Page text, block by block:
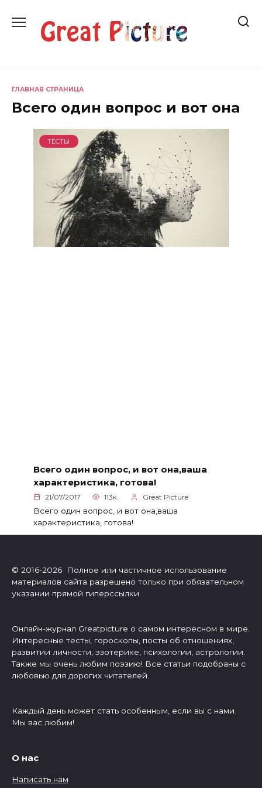
содержанию
ГЛАВНАЯ СТРАНИЦА
Всего один вопрос и вот она
ТЕСТЫ
Всего один вопрос, и вот она,ваша
характеристика, готова!
21/07/2017 113к. Great Picture
Всего один вопрос, и вот она,ваша
характеристика, готова!
© 2016-2026 Полное или частичное использование
материалов сайта разрешено только при обязательном
указании прямой гиперссылки.
Онлайн-журнал Greatpicture о самом интересном в мире.
Интересные тесты, гороскопы, посты об отношениях,
развитии личности, эзотерике, психологии, астрологии.
Также мы очень любим поэзию! Все статьи подобраны с
любовью для дорогих читателей.
Каждый день может стать особенным, если вы с нами.
Мы вас любим!
О нас
Написать нам